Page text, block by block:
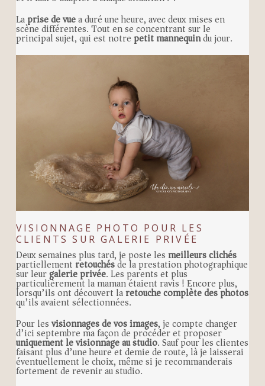
Laprise de vuea duré une heure, avec deux mises en
scène différentes. Tout en se concentrant sur le
principal sujet, qui est notre petit mannequindu jour.
VISIONNAGE PHOTO POUR LES
CLIENTS SUR GALERIE PRIVÉE
Deux semaines plus tard, je poste lesmeilleurs clichés
partiellementretouchésde la prestation photographique
sur leurgalerie privée. Les parents et plus
particulièrement la maman étaient ravis ! Encore plus,
lorsqu’ils ont découvert laretouche complète des photos
qu’ils avaient sélectionnées.
Pour lesvisionnages de vos images, je compte changer
d’ici septembre ma façon de procéder et proposer
uniquement le visionnage au studio. Sauf pour les clientes
faisant plus d’une heure et demie de route, là je laisserai
éventuellement le choix, même si je recommanderais
fortement de revenir au studio.